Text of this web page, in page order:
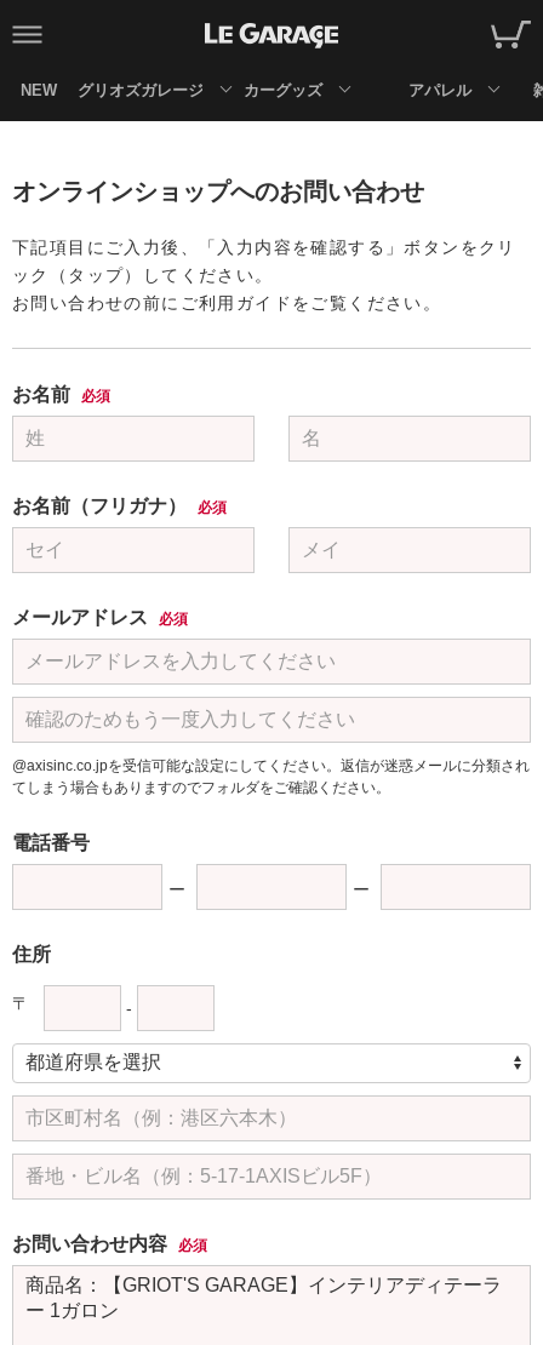
NEW グリオズガレージ カーグッズ アパレル
オンラインショップへのお問い合わせ
下記項目にご入力後、「入力内容を確認する」ボタンをクリ
ック（タップ）してください。
お問い合わせの前にご利用ガイドをご覧ください。
お名前 必須
お名前（フリガナ） 必須
メールアドレス 必須
@axisinc.co.jpを受信可能な設定にしてください。返信が迷惑メールに分類され
てしまう場合もありますのでフォルダをご確認ください。
電話番号
住所
〒 -
お問い合わせ内容 必須